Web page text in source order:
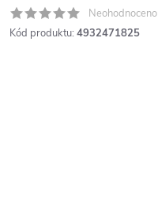
Neohodnoceno
Kód produktu: 4932471825